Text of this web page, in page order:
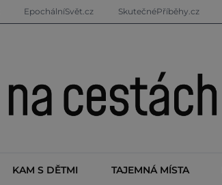
EpochálníSvět.cz SkutečnéPříběhy.cz
KAM S DĚTMI TAJEMNÁ MÍSTA